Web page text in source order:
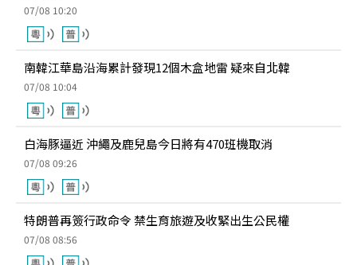
07/08 10:20
南韓江華島沿海累計發現12個木盒地雷 疑來自北韓
07/08 10:04
白海豚逼近 沖繩及鹿兒島今日將有470班機取消
07/08 09:26
特朗普再簽行政命令 禁生育旅遊及收緊出生公民權
07/08 08:56